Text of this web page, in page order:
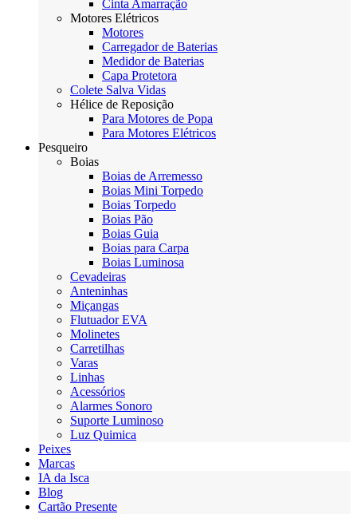
Cinta Amarração
Motores Elétricos
Motores
Carregador de Baterias
Medidor de Baterias
Capa Protetora
Colete Salva Vidas
Hélice de Reposição
Para Motores de Popa
Para Motores Elétricos
Pesqueiro
Boias
Boias de Arremesso
Boias Mini Torpedo
Boias Torpedo
Boias Pão
Boias Guia
Boias para Carpa
Boias Luminosa
Cevadeiras
Anteninhas
Miçangas
Flutuador EVA
Molinetes
Carretilhas
Varas
Linhas
Acessórios
Alarmes Sonoro
Suporte Luminoso
Luz Quimica
Peixes
Marcas
IA da Isca
Blog
Cartão Presente